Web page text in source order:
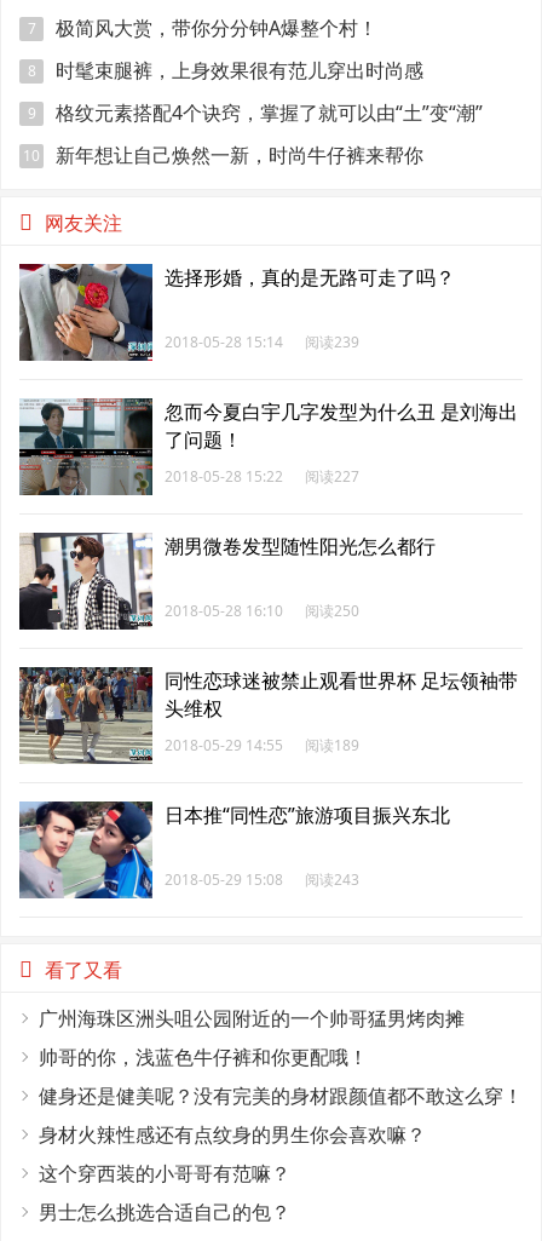
7 极简风大赏，带你分分钟A爆整个村！
8 时髦束腿裤，上身效果很有范儿穿出时尚感
9 格纹元素搭配4个诀窍，掌握了就可以由“土”变“潮”
10 新年想让自己焕然一新，时尚牛仔裤来帮你
网友关注
选择形婚，真的是无路可走了吗？
2018-05-28 15:14 阅读239
忽而今夏白宇几字发型为什么丑 是刘海出
了问题！
2018-05-28 15:22 阅读227
潮男微卷发型随性阳光怎么都行
2018-05-28 16:10 阅读250
同性恋球迷被禁止观看世界杯 足坛领袖带
头维权
2018-05-29 14:55 阅读189
日本推“同性恋”旅游项目振兴东北
2018-05-29 15:08 阅读243
看了又看
广州海珠区洲头咀公园附近的一个帅哥猛男烤肉摊
帅哥的你，浅蓝色牛仔裤和你更配哦！
健身还是健美呢？没有完美的身材跟颜值都不敢这么穿！
身材火辣性感还有点纹身的男生你会喜欢嘛？
这个穿西装的小哥哥有范嘛？
男士怎么挑选合适自己的包？